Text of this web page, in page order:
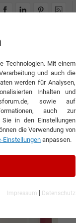
Technologien. Mit einem
und auch die
werden für Analysen,
Inhalten und
sowie auf
auch zur
Sie in den Einstellungen
die Verwendung von
Einstellungen anpassen.
Impressum | Datenschutz